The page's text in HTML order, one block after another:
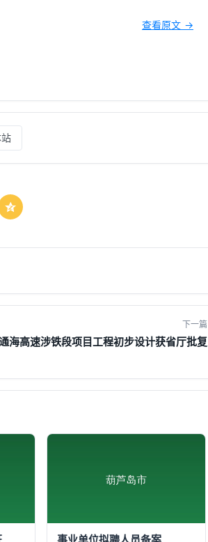
查看原文 →

下一篇
海高速涉铁段项目工程初步设计获省厅批复